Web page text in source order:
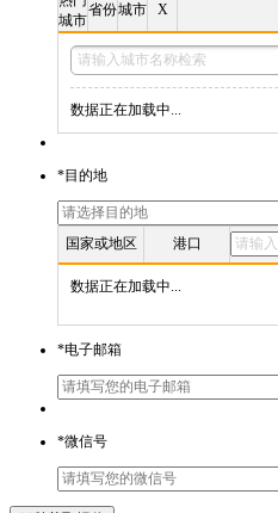
城市
省份城市 X
数据正在加载中...
*目的地
国家或地区 港口
数据正在加载中...
*电子邮箱
*微信号